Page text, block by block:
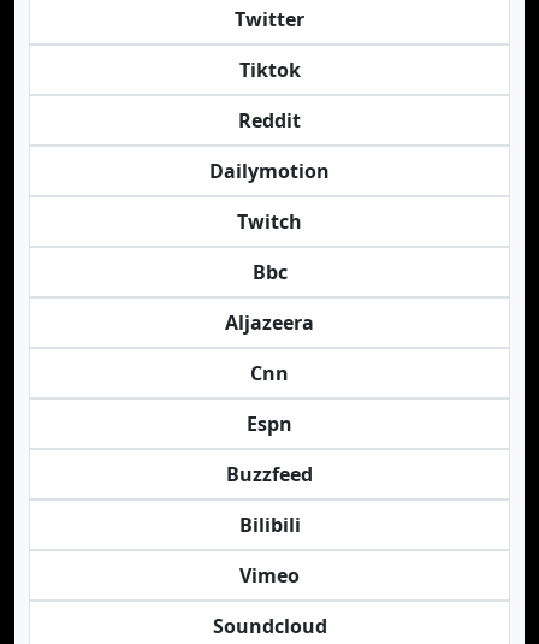
Twitter
Tiktok
Reddit
Dailymotion
Twitch
Bbc
Aljazeera
Cnn
Espn
Buzzfeed
Bilibili
Vimeo
Soundcloud